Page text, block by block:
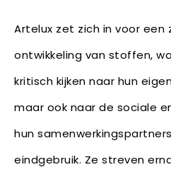
Artelux zet zich in voor een
ontwikkeling van stoffen,
kritisch kijken naar hun
maar ook naar de sociale
hun
eindgebruik. Ze streven